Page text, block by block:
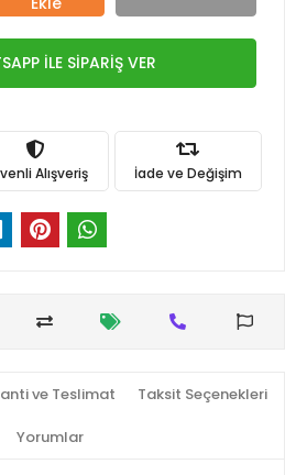
İLE SİPARİŞ VER
Alışveriş İade ve Değişim
ve Teslimat Taksit Seçenekleri
Yorumlar